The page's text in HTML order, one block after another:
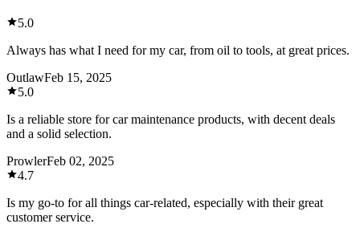
5.0
Always has what I need for my car, from oil to tools, at great prices.
OutlawFeb 15, 2025
5.0
Is a reliable store for car maintenance products, with decent deals
and a solid selection.
ProwlerFeb 02, 2025
4.7
Is my go-to for all things car-related, especially with their great
customer service.